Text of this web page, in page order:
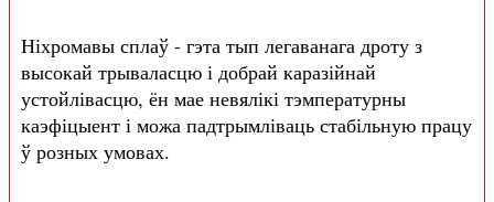
Ніхромавы сплаў - гэта тып легаванага дроту з
высокай трываласцю і добрай каразійнай
устойлівасцю, ён мае невялікі тэмпературны
каэфіцыент і можа падтрымліваць стабільную працу
ў розных умовах.